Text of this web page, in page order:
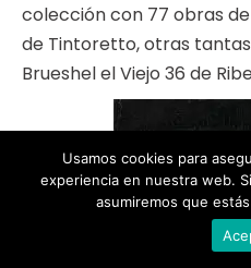
colección con 77 obras de
de Tintoretto, otras tantas
Brueshel el Viejo 36 de
Usamos cookies para
experiencia en nuestra web.
asumiremos que